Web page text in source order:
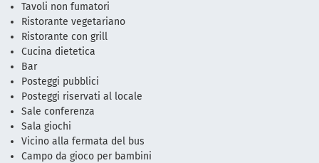
Tavoli non fumatori
Ristorante vegetariano
Ristorante con grill
Cucina dietetica
Bar
Posteggi pubblici
Posteggi riservati al locale
Sale conferenza
Sala giochi
Vicino alla fermata del bus
Campo da gioco per bambini